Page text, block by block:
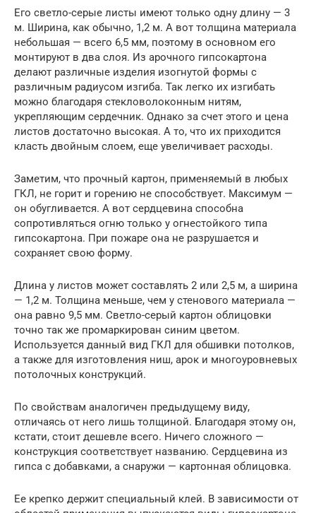
Его светло-серые листы имеют только одну длину — 3
м. Ширина, как обычно, 1,2 м. А вот толщина материала
небольшая — всего 6,5 мм, поэтому в основном его
монтируют в два слоя. Из арочного гипсокартона
делают различные изделия изогнутой формы с
различным радиусом изгиба. Так легко их изгибать
можно благодаря стекловолоконным нитям,
укрепляющим сердечник. Однако за счет этого и цена
листов достаточно высокая. А то, что их приходится
класть двойным слоем, еще увеличивает расходы.
Заметим, что прочный картон, применяемый в любых
ГКЛ, не горит и горению не способствует. Максимум —
он обугливается. А вот сердцевина способна
сопротивляться огню только у огнестойкого типа
гипсокартона. При пожаре она не разрушается и
сохраняет свою форму.
Длина у листов может составлять 2 или 2,5 м, а ширина
— 1,2 м. Толщина меньше, чем у стенового материала —
она равно 9,5 мм. Светло-серый картон облицовки
точно так же промаркирован синим цветом.
Используется данный вид ГКЛ для обшивки потолков,
а также для изготовления ниш, арок и многоуровневых
потолочных конструкций.
По свойствам аналогичен предыдущему виду,
отличаясь от него лишь толщиной. Благодаря этому он,
кстати, стоит дешевле всего. Ничего сложного —
конструкция соответствует названию. Сердцевина из
гипса с добавками, а снаружи — картонная облицовка.
Ее крепко держит специальный клей. В зависимости от